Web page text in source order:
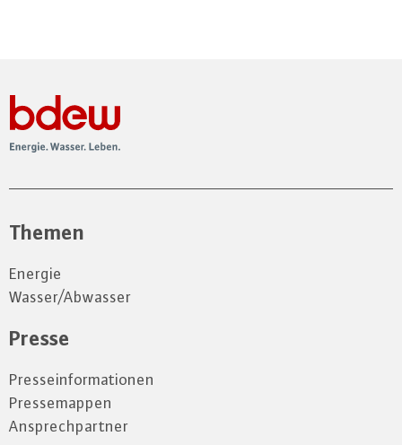
Themen
Energie
Wasser/Abwasser
Presse
Presseinformationen
Pressemappen
Ansprechpartner